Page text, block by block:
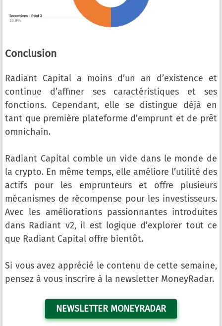
Conclusion
Radiant Capital a moins d’un an d’existence et
continue d’affiner ses caractéristiques et ses
fonctions. Cependant, elle se distingue déjà en
tant que première plateforme d’emprunt et de prêt
omnichain.
Radiant Capital comble un vide dans le monde de
la crypto. En même temps, elle améliore l’utilité des
actifs pour les emprunteurs et offre plusieurs
mécanismes de récompense pour les investisseurs.
Avec les améliorations passionnantes introduites
dans Radiant v2, il est logique d’explorer tout ce
que Radiant Capital offre bientôt.
Si vous avez apprécié le contenu de cette semaine,
pensez à vous inscrire à la newsletter MoneyRadar.
NEWSLETTER MONEYRADAR